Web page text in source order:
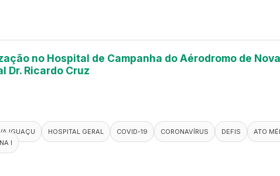
no Hospital de Campanha do Aérodromo de
Dr. Ricardo Cruz
IGUAÇU HOSPITAL GERAL COVID-19 CORONAVÍRUS DEFIS
ATO
I